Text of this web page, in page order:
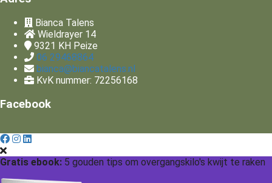
Bianca Talens
Wieldrayer 14
9321 KH Peize
06 29468864
bianca@biancatalens.nl
KvK nummer: 72256168
Facebook
Gratis ebook: 5 gouden tips om overgangskilo's kwijt te raken